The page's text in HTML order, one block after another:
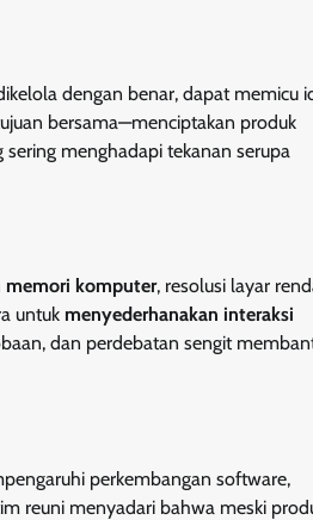
dengan benar, dapat memicu
bersama—menciptakan produk
menghadapi tekanan serupa
memori komputer, resolusi layar
untuk menyederhanakan interaksi
dan perdebatan sengit
perkembangan software,
reuni menyadari bahwa meski